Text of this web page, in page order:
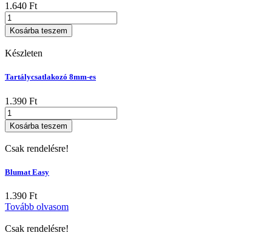
1.640 Ft
Elzárószelep
8-
8mm-
es
mennyiség
Kosárba teszem
Készleten
Tartálycsatlakozó 8mm-es
1.390 Ft
Tartálycsatlakozó
8mm-
es
mennyiség
Kosárba teszem
Csak rendelésre!
Blumat Easy
1.390 Ft
Tovább olvasom
Csak rendelésre!